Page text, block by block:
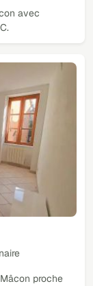
avec
proche